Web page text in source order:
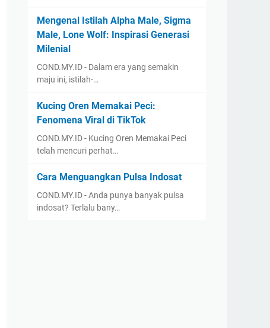
Mengenal Istilah Alpha Male, Sigma
Male, Lone Wolf: Inspirasi Generasi
Milenial
COND.MY.ID - Dalam era yang semakin
maju ini, istilah-…
Kucing Oren Memakai Peci:
Fenomena Viral di TikTok
COND.MY.ID - Kucing Oren Memakai Peci
telah mencuri perhat…
Cara Menguangkan Pulsa Indosat
COND.MY.ID - Anda punya banyak pulsa
indosat? Terlalu bany…